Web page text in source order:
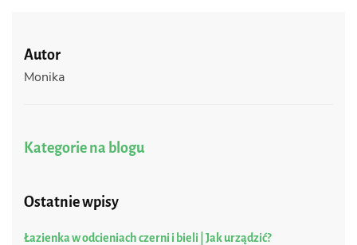
Autor
Monika
Kategorie na blogu
Ostatnie wpisy
Łazienka w odcieniach czerni i bieli | Jak urządzić?